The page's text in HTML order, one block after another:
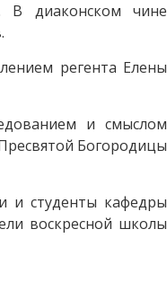
В диаконском чине
регента Елены
и смыслом
Богородицы
и студенты кафедры
воскресной школы